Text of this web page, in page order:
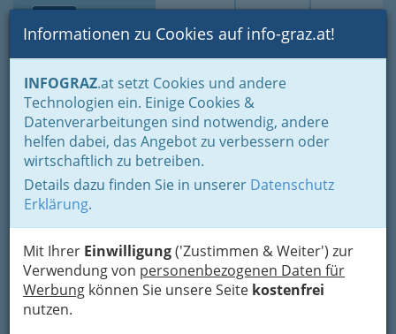
Suche Login Toggle
Informationen zu Cookies auf info-graz.at!
INFOGRAZ.at setzt Cookies und andere
Technologien ein. Einige Cookies &
Datenverarbeitungen sind notwendig, andere
helfen dabei, das Angebot zu verbessern oder
wirtschaftlich zu betreiben.
Details dazu finden Sie in unserer Datenschutz
Erklärung.
Mit Ihrer Einwilligung('Zustimmen & Weiter') zur
Verwendung von personenbezogenen Daten für
Werbung können Sie unsere Seite kostenfrei
nutzen.
Home Gastronomie
Imbiss & Zustelldienste
Lieferservice Pizza Graz und Umgebung - Pizzazustelldienste
China Restaurant BaiLe -
Guang Li
Georgigasse 56, 8020 Graz
+43 316 573 820
+43 699 1264 5697
Online-Bestellservice